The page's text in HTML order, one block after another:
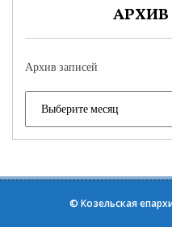
Архив записей
© Козельская